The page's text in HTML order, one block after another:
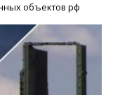
объектов рф